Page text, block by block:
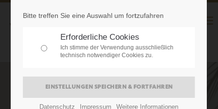
Bitte treffen Sie eine Auswahl um fortzufahren
Erforderliche Cookies
Ich stimme der Verwendung ausschließlich
technisch notwendiger Cookies zu.
Datenschutz Impressum Weitere Informationen